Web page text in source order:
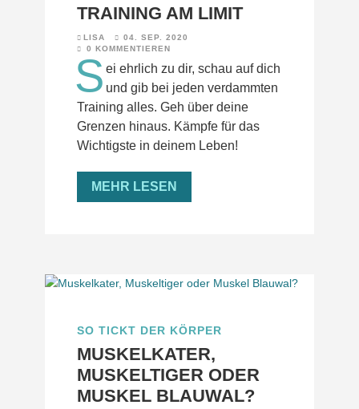
TRAINING AM LIMIT
LISA
04. SEP. 2020
0 KOMMENTIEREN
S ei ehrlich zu dir, schau auf dich
und gib bei jeden verdammten
Training alles. Geh über deine
Grenzen hinaus. Kämpfe für das
Wichtigste in deinem Leben!
MEHR LESEN
SO TICKT DER KÖRPER
MUSKELKATER,
MUSKELTIGER ODER
MUSKEL BLAUWAL?